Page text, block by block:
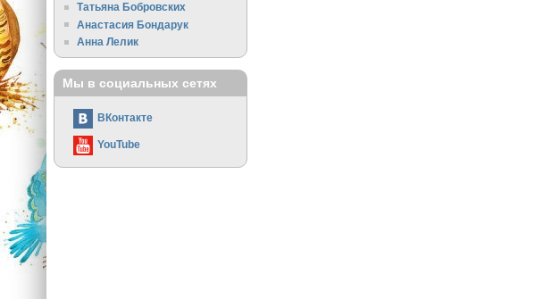
Татьяна Бобровских
Анастасия Бондарук
Анна Лелик
Мы в социальных сетях
ВКонтакте
YouTube